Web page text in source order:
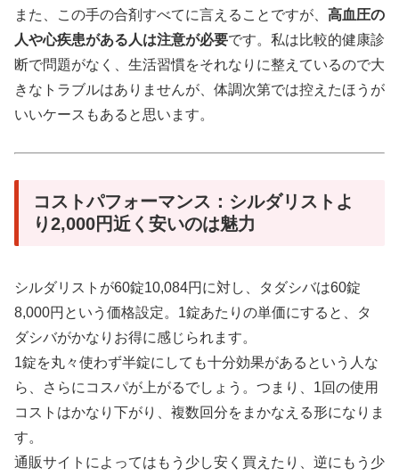
また、この手の合剤すべてに言えることですが、 高血圧の
人や心疾患がある人は注意が必要です。私は比較的健康診
断で問題がなく、生活習慣をそれなりに整えているので大
きなトラブルはありませんが、体調次第では控えたほうが
いいケースもあると思います。
コストパフォーマンス：シルダリストよ
り2,000円近く安いのは魅力
シルダリストが60錠10,084円に対し、タダシバは60錠
8,000円という価格設定。1錠あたりの単価にすると、タ
ダシバがかなりお得に感じられます。
1錠を丸々使わず半錠にしても十分効果があるという人な
ら、さらにコスパが上がるでしょう。つまり、1回の使用
コストはかなり下がり、複数回分をまかなえる形になりま
す。
通販サイトによってはもう少し安く買えたり、逆にもう少